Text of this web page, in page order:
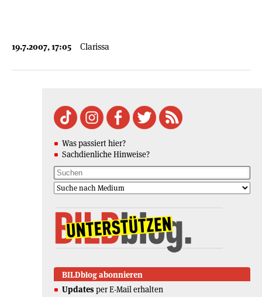
19.7.2007, 17:05 Clarissa
Was passiert hier?
Sachdienliche Hinweise?
BILDblog abonnieren
Updates per E-Mail erhalten